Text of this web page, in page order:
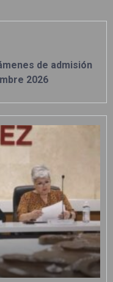
de admisión
2026